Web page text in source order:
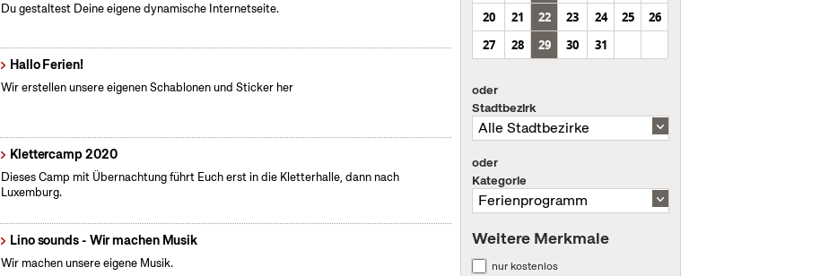
Du gestaltest Deine eigene dynamische Internetseite.
Hallo Ferien!
Wir erstellen unsere eigenen Schablonen und Sticker her
Klettercamp 2020
Dieses Camp mit Übernachtung führt Euch erst in die Kletterhalle, dann nach
Luxemburg.
Lino sounds - Wir machen Musik
Wir machen unsere eigene Musik.
20
21 22 23 24 25
26
27
28 29 30 31
oder
Stadtbezirk
oder
Kategorie
Weitere Merkmale
nur kostenlos